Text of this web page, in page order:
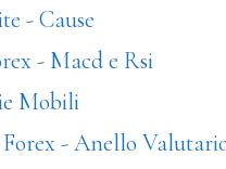
- Cause
- Macd e Rsi
Mobili
- Anello